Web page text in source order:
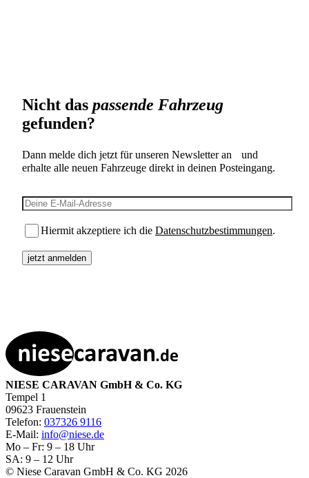
Nicht das passende Fahrzeug
gefunden?
Dann melde dich jetzt für unseren Newsletter an und
erhalte alle neuen Fahrzeuge direkt in deinen Posteingang.
E-Mail-Adresse
Hiermit akzeptiere ich die Datenschutzbestimmungen.
NIESE CARAVAN GmbH & Co. KG
Tempel 1
09623 Frauenstein
Telefon: 037326 9116
E-Mail: info@niese.de
Mo – Fr: 9 – 18 Uhr
SA: 9 – 12 Uhr
© Niese Caravan GmbH & Co. KG 2026